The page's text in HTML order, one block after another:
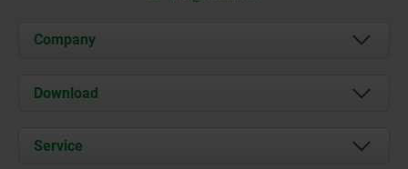
Company
About us
Contact
Download
Service